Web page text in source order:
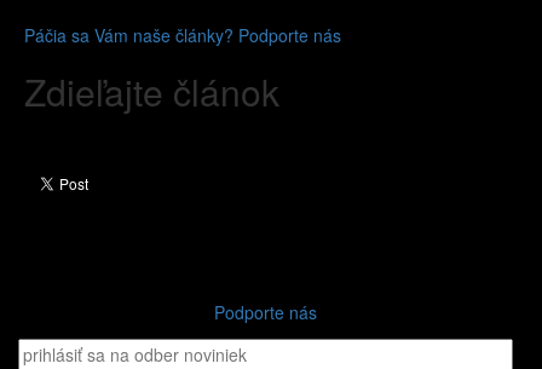
Páčia sa Vám naše články? Podporte nás
Zdieľajte článok
Podporte nás